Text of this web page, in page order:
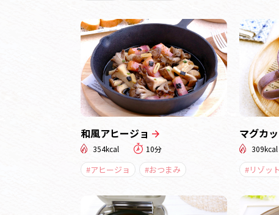
和風アヒージョ
354kcal 10分
#アヒージョ #おつまみ
マグカ
309kcal
#リゾット